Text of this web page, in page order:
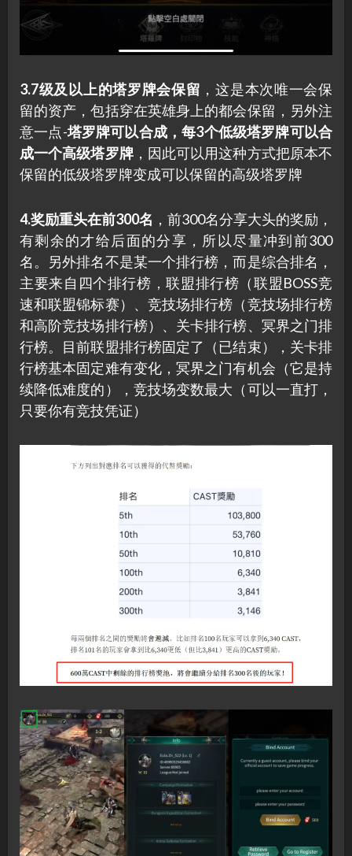
3.7级及以上的塔罗牌会保留 ，这是本次唯一会保
留的资产，包括穿在英雄身上的都会保留，另外注
意一点-塔罗牌可以合成，每3个低级塔罗牌可以合
成一个高级塔罗牌，因此可以用这种方式把原本不
保留的低级塔罗牌变成可以保留的高级塔罗牌
4.奖励重头在前300名 ，前300名分享大头的奖励，
有剩余的才给后面的分享，所以尽量冲到前300
名。另外排名不是某一个排行榜，而是综合排名，
主要来自四个排行榜，联盟排行榜（联盟BOSS竞
速和联盟锦标赛）、竞技场排行榜（竞技场排行榜
和高阶竞技场排行榜）、关卡排行榜、冥界之门排
行榜。目前联盟排行榜固定了（已结束），关卡排
行榜基本固定难有变化，冥界之门有机会（它是持
续降低难度的），竞技场变数最大（可以一直打，
只要你有竞技凭证）